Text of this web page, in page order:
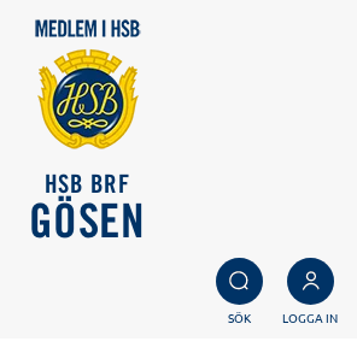
HSB BRF
GÖSEN
SÖK LOGGA IN